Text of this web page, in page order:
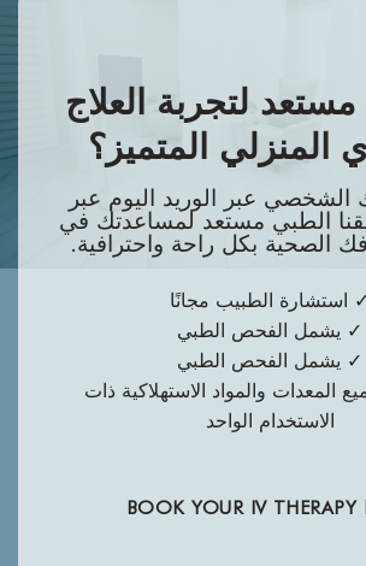
لتجربة العلاج
المنزلي المتميز؟
الشخصي عبر الوريد اليوم عبر
الطبي مستعد لمساعدتك في
الصحية بكل راحة واحترافية.
✓ استشارة الطبيب مجانًا
✓ يشمل الفحص الطبي
✓ يشمل الفحص الطبي
المعدات والمواد الاستهلاكية ذات
الاستخدام الواحد
BOOK YOUR IV